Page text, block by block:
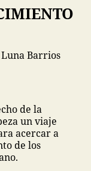
Barrios
de la
un viaje
acercar a
de los